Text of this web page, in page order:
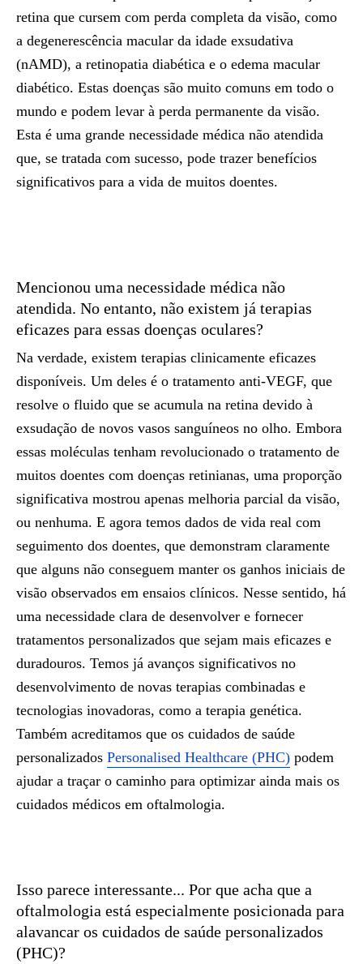
retina que cursem com perda completa da visão, como
a degenerescência macular da idade exsudativa
(nAMD), a retinopatia diabética e o edema macular
diabético. Estas doenças são muito comuns em todo o
mundo e podem levar à perda permanente da visão.
Esta é uma grande necessidade médica não atendida
que, se tratada com sucesso, pode trazer benefícios
significativos para a vida de muitos doentes.
Mencionou uma necessidade médica não
atendida. No entanto, não existem já terapias
eficazes para essas doenças oculares?
Na verdade, existem terapias clinicamente eficazes
disponíveis. Um deles é o tratamento anti-VEGF, que
resolve o fluido que se acumula na retina devido à
exsudação de novos vasos sanguíneos no olho. Embora
essas moléculas tenham revolucionado o tratamento de
muitos doentes com doenças retinianas, uma proporção
significativa mostrou apenas melhoria parcial da visão,
ou nenhuma. E agora temos dados de vida real com
seguimento dos doentes, que demonstram claramente
que alguns não conseguem manter os ganhos iniciais de
visão observados em ensaios clínicos. Nesse sentido, há
uma necessidade clara de desenvolver e fornecer
tratamentos personalizados que sejam mais eficazes e
duradouros. Temos já avanços significativos no
desenvolvimento de novas terapias combinadas e
tecnologias inovadoras, como a terapia genética.
Também acreditamos que os cuidados de saúde
personalizados Personalised Healthcare (PHC) podem
ajudar a traçar o caminho para optimizar ainda mais os
cuidados médicos em oftalmologia.
Isso parece interessante... Por que acha que a
oftalmologia está especialmente posicionada para
alavancar os cuidados de saúde personalizados
(PHC)?